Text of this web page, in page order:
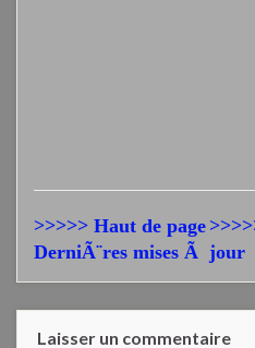
>>>>> Haut de page
DerniÃ¨res mises Ã jour
Laisser un commentaire